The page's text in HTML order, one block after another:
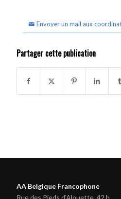
Envoyer un mail aux
Partager cette publication
AA Belgique Francophone
Rue des Pieds d'Alouette, 42 b